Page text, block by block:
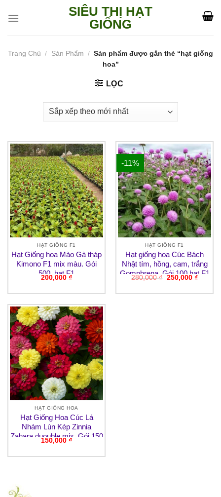
SIÊU THỊ HẠT
GIỐNG
Trang Chủ / Sản Phẩm / Sản phẩm được gắn thẻ “hạt giống
hoa”
LỌC
HẠT GIỐNG F1
Hạt Giống hoa Mào Gà tháp
Kimono F1 mix màu. Gói
500, hạt F1
200,000 ₫
-11%
HẠT GIỐNG F1
Hạt giống hoa Cúc Bách
Nhật tím, hồng, cam, trắng
Gomphrena. Gói 100 hạt F1
(ghi chú màu cho shop)
280,000₫ Giá
280,000 ₫.
250,000 ₫Giá
là:
HẠT GIỐNG HOA
Hạt Giống Hoa Cúc Lá
Nhám Lùn Kép Zinnia
Zahara duouble mix. Gói 150
hạt F1
150,000 ₫